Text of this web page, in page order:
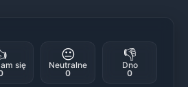
się
😐
Neutralne
0
👎
Dno
0